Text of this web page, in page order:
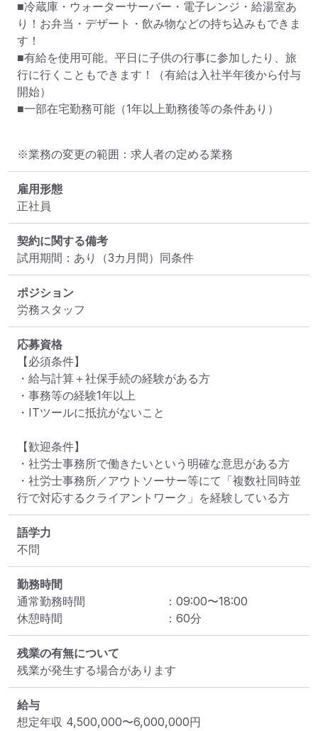
■冷蔵庫・ウォーターサーバー・電子レンジ・給湯室あ
り！お弁当・デザート・飲み物などの持ち込みもできま
す！
■有給を使用可能。平日に子供の行事に参加したり、旅
行に行くこともできます！（有給は入社半年後から付与
開始）
■一部在宅勤務可能（1年以上勤務後等の条件あり）
※業務の変更の範囲：求人者の定める業務
雇用形態
正社員
契約に関する備考
試用期間：あり（3カ月間）同条件
ポジション
労務スタッフ
応募資格
【必須条件】
・給与計算＋社保手続の経験がある方
・事務等の経験1年以上
・ITツールに抵抗がないこと
【歓迎条件】
・社労士事務所で働きたいという明確な意思がある方
・社労士事務所／アウトソーサー等にて「複数社同時並
行で対応するクライアントワーク」を経験している方
語学力
不問
勤務時間
通常勤務時間
： 09:00〜18:00
休憩時間
： 60分
残業の有無について
残業が発生する場合があります
給与
想定年収 4,500,000〜6,000,000円